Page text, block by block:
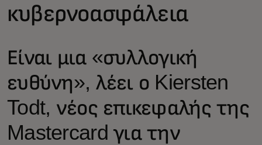
κυβερνοασφάλεια
Είναι μια «συλλογική
ευθύνη», λέει ο Kiersten
Todt, νέος επικεφαλής της
Mastercard για την